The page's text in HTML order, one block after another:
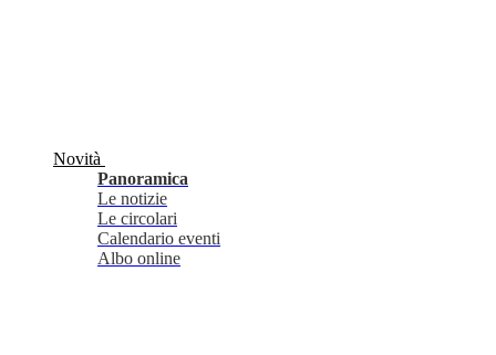
Novità
Panoramica
Le notizie
Le circolari
Calendario eventi
Albo online